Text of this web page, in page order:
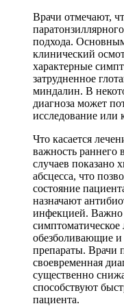
Врачи отмечают,
подхода.
клинический
характерные
затрудненное
миндалин. В
диагноза может
исследование или
Что касается
важность раннего
случаев показано
абсцесса, что
состояние
назначают
инфекцией. Важно
симптоматическое
обезболивающие и
препараты. Врачи
своевременная
существенно
способствуют
пациента.